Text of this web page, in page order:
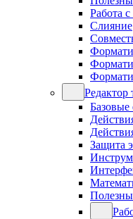
Работа
Слияние
Редактор
Базовые
Защита